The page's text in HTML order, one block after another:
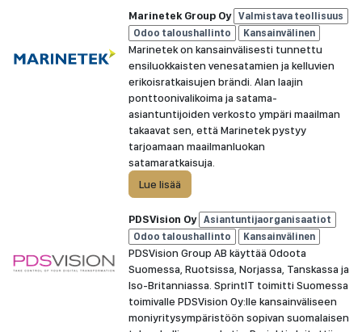
Marinetek Group Oy Valmistava teollisuus
Odoo taloushallinto
Kansainvälinen
Marinetek on kansainvälisesti tunnettu
ensiluokkaisten venesatamien ja kelluvien
erikoisratkaisujen brändi. Alan laajin
ponttoonivalikoima ja satama-
asiantuntijoiden verkosto ympäri maailman
takaavat sen, että Marinetek pystyy
tarjoamaan maailmanluokan
satamaratkaisuja.
Lue lisää
PDSVision Oy Asiantuntijaorganisaatiot
Odoo taloushallinto
Kansainvälinen
PDSVision Group AB käyttää Odoota
Suomessa, Ruotsissa, Norjassa, Tanskassa ja
Iso-Britanniassa. SprintIT toimitti Suomessa
toimivalle PDSVision Oy:lle kansainväliseen
moniyritysympäristöön sopivan suomalaisen